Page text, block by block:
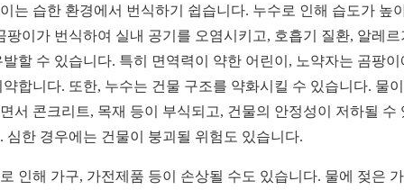
는 습한 환경에서 번식하기 쉽습니다. 누수로 인해 습도가 높
팡이가 번식하여 실내 공기를 오염시키고, 호흡기 질환, 알레르
발할 수 있습니다. 특히 면역력이 약한 어린이, 노약자는 곰팡이
약합니다. 또한, 누수는 건물 구조를 약화시킬 수 있습니다. 물
서 콘크리트, 목재 등이 부식되고, 건물의 안정성이 저하될 수
심한 경우에는 건물이 붕괴될 위험도 있습니다.
인해 가구, 가전제품 등이 손상될 수도 있습니다. 물에 젖은